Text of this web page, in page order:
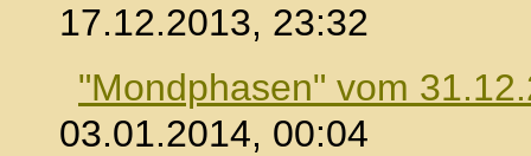
17.12.2013, 23:32
"Mondphasen" vom
03.01.2014, 00:04